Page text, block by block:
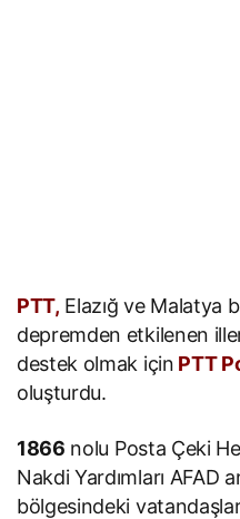
PTT, Elazığ ve Malatya
depremden etkilenen
destek olmak için PTT
oluşturdu.
1866 nolu Posta Çeki
Nakdi Yardımları AFAD
bölgesindeki